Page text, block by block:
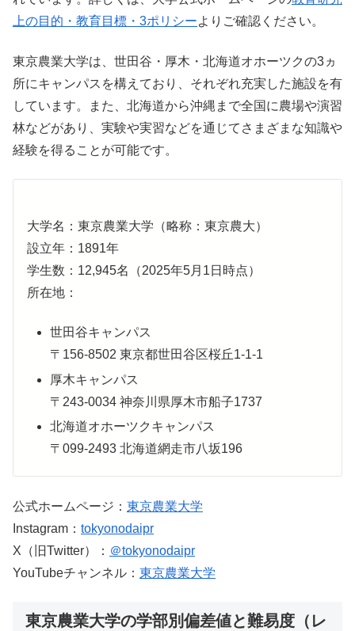
上の目的・教育目標・3ポリシーよりご確認ください。
東京農業大学は、世田谷・厚木・北海道オホーツクの3ヵ
所にキャンパスを構えており、それぞれ充実した施設を有
しています。また、北海道から沖縄まで全国に農場や演習
林などがあり、実験や実習などを通じてさまざまな知識や
経験を得ることが可能です。
大学名：東京農業大学（略称：東京農大）
設立年：1891年
学生数：12,945名（2025年5月1日時点）
所在地：
世田谷キャンパス
〒156-8502 東京都世田谷区桜丘1-1-1
厚木キャンパス
〒243-0034 神奈川県厚木市船子1737
北海道オホーツクキャンパス
〒099-2493 北海道網走市八坂196
公式ホームページ： 東京農業大学
Instagram： tokyonodaipr
X（旧Twitter）： ＠tokyonodaipr
YouTubeチャンネル： 東京農業大学
東京農業大学の学部別偏差値と難易度（レ